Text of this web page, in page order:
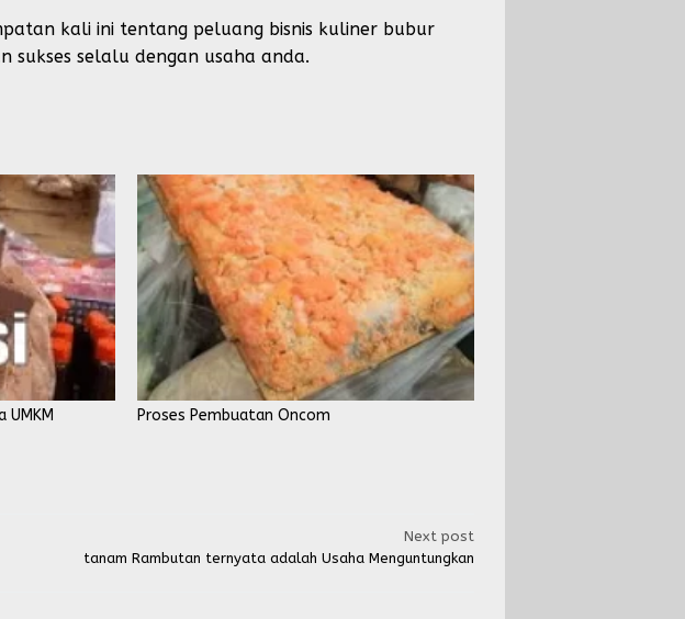
kali ini tentang peluang bisnis kuliner bubur
sukses selalu dengan usaha anda.
UMKM Proses Pembuatan Oncom
Next post
tanam Rambutan ternyata adalah Usaha Menguntungkan